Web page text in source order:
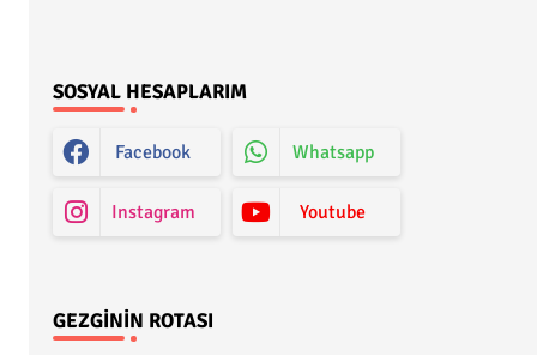
SOSYAL HESAPLARIM
Facebook Whatsapp
Instagram Youtube
GEZGININ ROTASI